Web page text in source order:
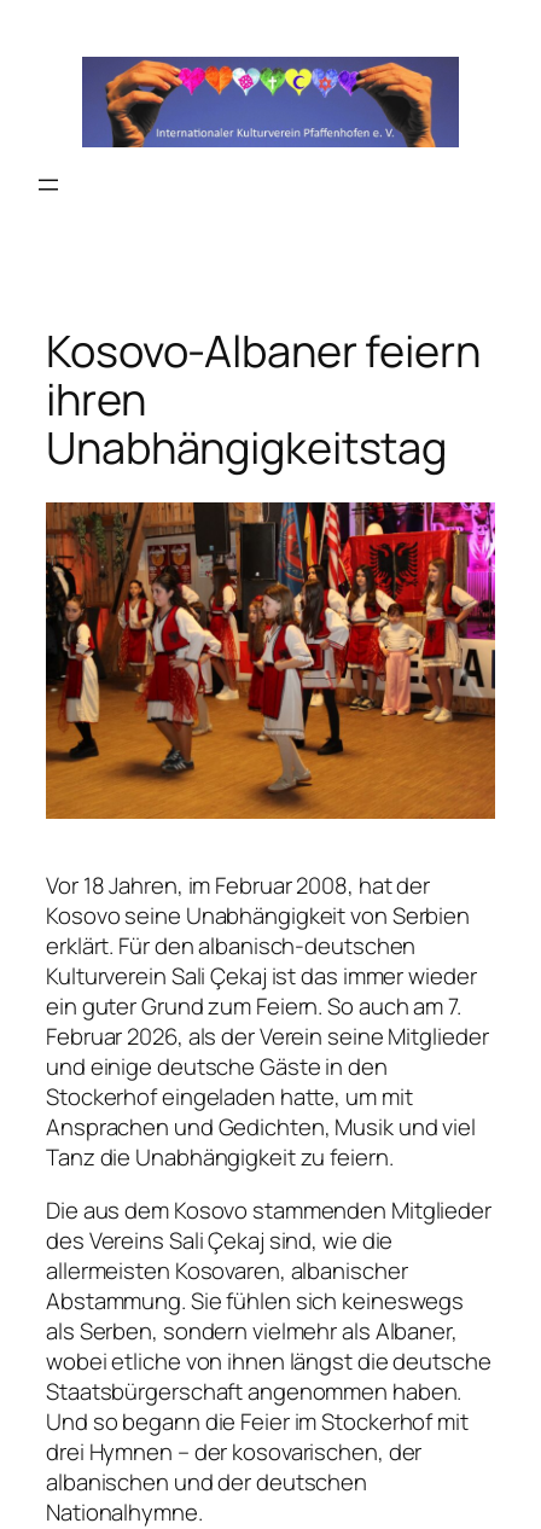
Kosovo-Albaner feiern
ihren
Unabhängigkeitstag
Vor 18 Jahren, im Februar 2008, hat der
Kosovo seine Unabhängigkeit von Serbien
erklärt. Für den albanisch-deutschen
Kulturverein Sali Çekaj ist das immer wieder
ein guter Grund zum Feiern. So auch am 7.
Februar 2026, als der Verein seine Mitglieder
und einige deutsche Gäste in den
Stockerhof eingeladen hatte, um mit
Ansprachen und Gedichten, Musik und viel
Tanz die Unabhängigkeit zu feiern.
Die aus dem Kosovo stammenden Mitglieder
des Vereins Sali Çekaj sind, wie die
allermeisten Kosovaren, albanischer
Abstammung. Sie fühlen sich keineswegs
als Serben, sondern vielmehr als Albaner,
wobei etliche von ihnen längst die deutsche
Staatsbürgerschaft angenommen haben.
Und so begann die Feier im Stockerhof mit
drei Hymnen – der kosovarischen, der
albanischen und der deutschen
Nationalhymne.